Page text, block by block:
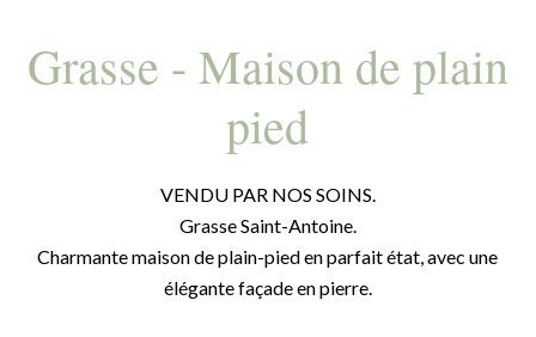
Grasse - Maison de plain
pied
VENDU PAR NOS SOINS.
Grasse Saint-Antoine.
Charmante maison de plain-pied en parfait état, avec une
élégante façade en pierre.